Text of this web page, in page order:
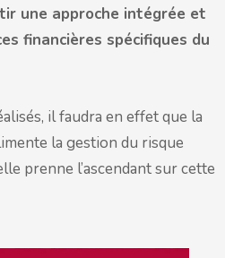
une approche intégrée et
financières spécifiques du
il faudra en effet que la
la gestion du risque
prenne l’ascendant sur cette